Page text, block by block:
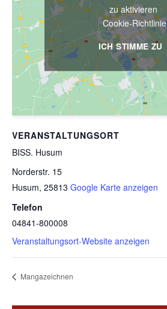
VERANSTALTUNGSORT
BISS. Husum
Norderstr. 15
Husum, 25813 Google Karte anzeigen
Telefon
04841-800008
Veranstaltungsort-Website anzeigen
zu aktivieren
Cookie-Richtlinie
ICH STIMME ZU
Mangazeichnen